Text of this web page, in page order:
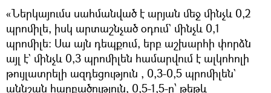
«Ներկայումս սահմանված է արյան մեջ մինչև 0,2
պրոմիլե, իսկ արտաշնչած օդում` մինչև 0,1
պրոմիլե։ Սա այն դեպքում, երբ աշխարհի փորձն
այլ է` մինչև 0,3 պրոմիլեն համարվում է ալկոհոլի
թույլատրելի ազդեցություն , 0,3-0,5 պրոմիլեն`
աննշան հարբածություն, 0,5-1,5-ը՝ թեթև